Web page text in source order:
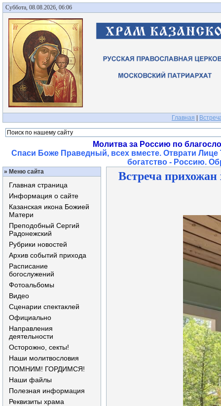
Суббота, 08.08.2026, 06:06
Главная
Молитва за Россию по
Спаси Боже Праведный, всех вместе. Отврати
богатство - Россию.
» Меню сайта
Главная страница
Информация о сайте
Казанская икона Божией
Матери
Преподобный Сергий
Радонежский
Рубрики новостей
Архив событий прихода
Расписание
богослужений
Фотоальбомы
Видео
Сценарии спектаклей
Официально
Направления
деятельности
Осторожно, секты!
Наши молитвословия
ПОМНИМ! ГОРДИМСЯ!
Наши файлы
Полезная информация
Реквизиты храма
Встреча